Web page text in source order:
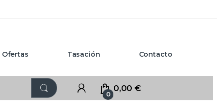
Ofertas Tasación Contacto
0
0,00€